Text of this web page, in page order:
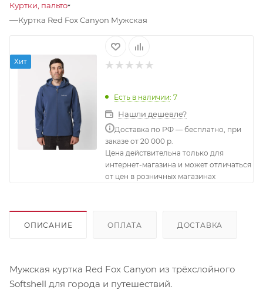
Куртки, пальто
—Куртка Red Fox Canyon Мужская
Хит
Есть в наличии: 7
Нашли дешевле?
Доставка по РФ — бесплатно, при
заказе от 20 000 р.
Цена действительна только для
интернет-магазина и может отличаться
от цен в розничных магазинах
ОПИСАНИЕ ОПЛАТА ДОСТАВКА
Мужская куртка Red Fox Canyon из трёхслойного
Softshell для города и путешествий.